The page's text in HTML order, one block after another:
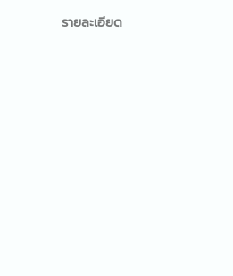
รายละเอียด